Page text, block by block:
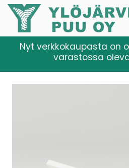
Nyt verkkokaupasta on
varastossa